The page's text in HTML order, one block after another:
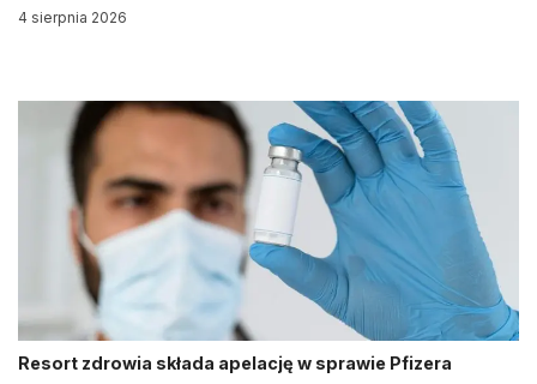
4 sierpnia 2026
Resort zdrowia składa apelację w sprawie Pfizera